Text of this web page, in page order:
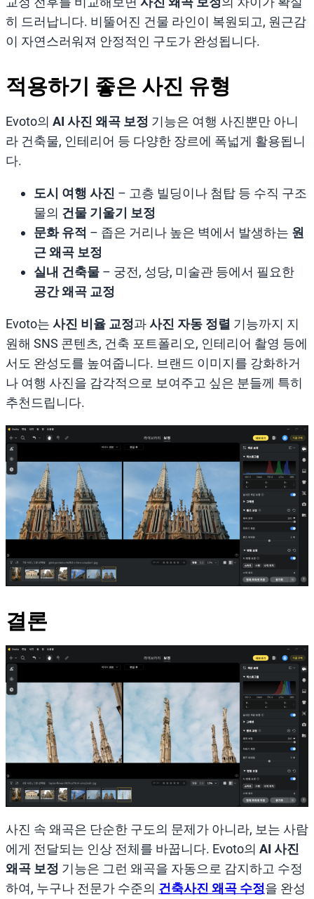
히 드러납니다. 비뚤어진 건물 라인이 복원되고, 원근감
이 자연스러워져 안정적인 구도가 완성됩니다.
적용하기 좋은 사진 유형
Evoto의 AI 사진 왜곡 보정 기능은 여행 사진뿐만 아니
라 건축물, 인테리어 등 다양한 장르에 폭넓게 활용됩니
다.
도시 여행 사진 – 고층 빌딩이나 첨탑 등 수직 구조
물의 건물 기울기 보정
문화 유적 – 좁은 거리나 높은 벽에서 발생하는 원
근 왜곡 보정
실내 건축물 – 궁전, 성당, 미술관 등에서 필요한
공간 왜곡 교정
Evoto는 사진 비율 교정과사진 자동 정렬 기능까지 지
원해 SNS 콘텐츠, 건축 포트폴리오, 인테리어 촬영 등에
서도 완성도를 높여줍니다. 브랜드 이미지를 강화하거
나 여행 사진을 감각적으로 보여주고 싶은 분들께 특히
추천드립니다.
결론
사진 속 왜곡은 단순한 구도의 문제가 아니라, 보는 사람
에게 전달되는 인상 전체를 바꿉니다. Evoto의 AI 사진
왜곡 보정 기능은 그런 왜곡을 자동으로 감지하고 수정
하여, 누구나 전문가 수준의 건축사진 왜곡 수정을 완성